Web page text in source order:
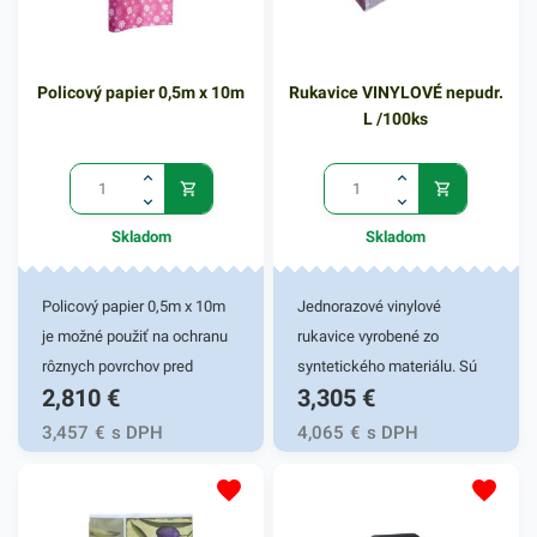
ho stačí jednoducho utrieť
moderný vzorovaný motív s
obsahuje 1 kus papierového
obrusu v rozmere 1,4m x 1m.
V našej ponuke nájdete
Policový papier 0,5m x 10m
Skladom
Policový papier 0,5m x 10m
je možné použiť na ochranu
rôznych povrchov pred
zašpinením. Disponuje
vysokoodolnou vrstvou
polyeténu, vďaka čomu je
odolný voči krátkodobému
pôsobeniu vody. Využijete ho
2,810 €
3,457 € s DPH
Rukavice VINYLOVÉ nepudr.
L /100ks
Skladom
Jednorazové vinylové
rukavice vyrobené zo
syntetického materiálu. Sú
extrémne hladké, čo
zaručuje komfort nosenia a
jednoduchú manipuláciu.
3,305 €
4,065 € s DPH